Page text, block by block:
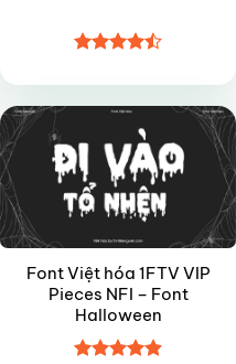
hạng4.45
5 sao
Font Việt hóa 1FTV VIP
Pieces NFI – Font
Halloween